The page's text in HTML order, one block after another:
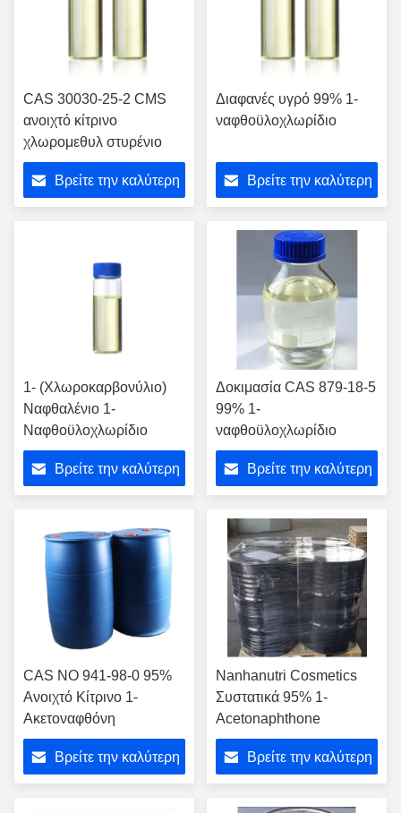
CAS 30030-25-2 CMS
ανοιχτό κίτρινο
χλωρομεθυλ στυρένιο
Βρείτε την καλύτερη
Διαφανές υγρό 99% 1-
ναφθοϋλοχλωρίδιο
Βρείτε την καλύτερη
1- (Χλωροκαρβονύλιο)
Ναφθαλένιο 1-
Ναφθοϋλοχλωρίδιο
Βρείτε την καλύτερη
Δοκιμασία CAS 879-18-5
99% 1-
ναφθοϋλοχλωρίδιο
Βρείτε την καλύτερη
CAS NO 941-98-0 95%
Ανοιχτό Κίτρινο 1-
Ακετοναφθόνη
Βρείτε την καλύτερη
Nanhanutri Cosmetics
Συστατικά 95% 1-
Acetonaphthone
Βρείτε την καλύτερη